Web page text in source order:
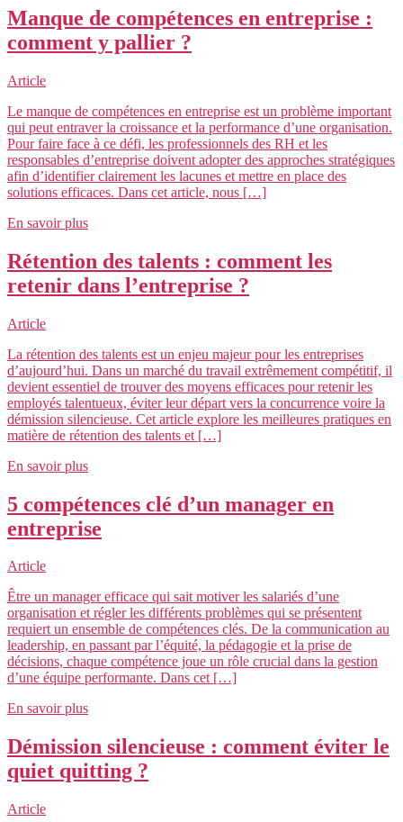
Manque de compétences en entreprise :
comment y pallier ?
Article
Le manque de compétences en entreprise est un problème important
qui peut entraver la croissance et la performance d’une organisation.
Pour faire face à ce défi, les professionnels des RH et les
responsables d’entreprise doivent adopter des approches stratégiques
afin d’identifier clairement les lacunes et mettre en place des
solutions efficaces. Dans cet article, nous […]
En savoir plus
Rétention des talents : comment les
retenir dans l’entreprise ?
Article
La rétention des talents est un enjeu majeur pour les entreprises
d’aujourd’hui. Dans un marché du travail extrêmement compétitif, il
devient essentiel de trouver des moyens efficaces pour retenir les
employés talentueux, éviter leur départ vers la concurrence voire la
démission silencieuse. Cet article explore les meilleures pratiques en
matière de rétention des talents et […]
En savoir plus
5 compétences clé d’un manager en
entreprise
Article
Être un manager efficace qui sait motiver les salariés d’une
organisation et régler les différents problèmes qui se présentent
requiert un ensemble de compétences clés. De la communication au
leadership, en passant par l’équité, la pédagogie et la prise de
décisions, chaque compétence joue un rôle crucial dans la gestion
d’une équipe performante. Dans cet […]
En savoir plus
Démission silencieuse : comment éviter le
quiet quitting ?
Article